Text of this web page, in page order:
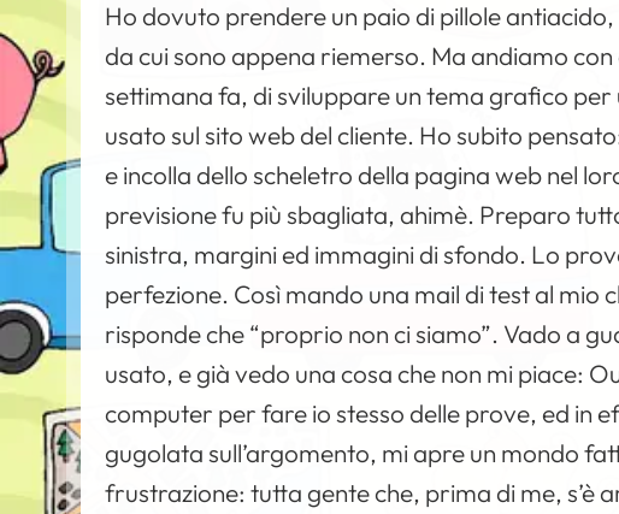
Ho dovuto prendere un paio di pillole
da cui sono appena riemerso. Ma andiamo
settimana fa, di sviluppare un tema grafico per
usato sul sito web del cliente. Ho subito
e incolla dello scheletro della pagina web nel
previsione fu più sbagliata, ahimè. Preparo
sinistra, margini ed immagini di sfondo. Lo
perfezione. Così mando una mail di test al mio
risponde che “proprio non ci siamo”. Vado a
usato, e già vedo una cosa che non mi piace:
computer per fare io stesso delle prove, ed in
gugolata sull’argomento, mi apre un mondo
frustrazione: tutta gente che, prima di me, s’è